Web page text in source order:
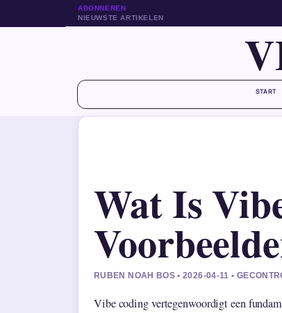
ABONNEREN
NIEUWSTE ARTIKELEN
START
Wat Is
RUBEN NOAH BOS • 2026-04-11 •
Vibe coding vertegenwoordigt een